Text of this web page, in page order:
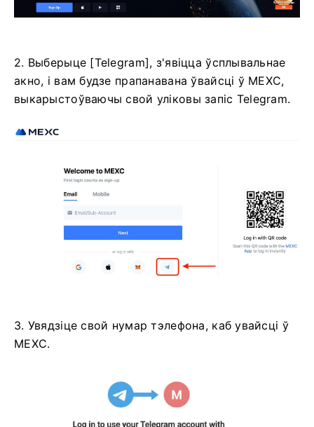
2. Выберыце [Telegram], з'явіцца ўсплывальнае
акно, і вам будзе прапанавана ўвайсці ў MEXC,
выкарыстоўваючы свой уліковы запіс Telegram.
3. Увядзіце свой нумар тэлефона, каб увайсці ў
MEXC.